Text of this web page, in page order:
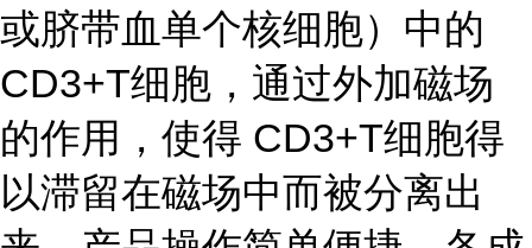
或脐带血单个核细胞）中的
CD3+T细胞，通过外加磁场
的作用，使得 CD3+T细胞得
以滞留在磁场中而被分离出